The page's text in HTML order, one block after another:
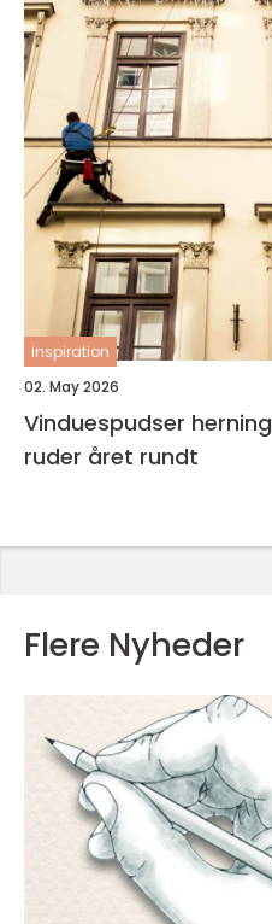
inspiration
02. May 2026
Vinduespudser herning sådan får du klare
ruder året rundt
Flere Nyheder